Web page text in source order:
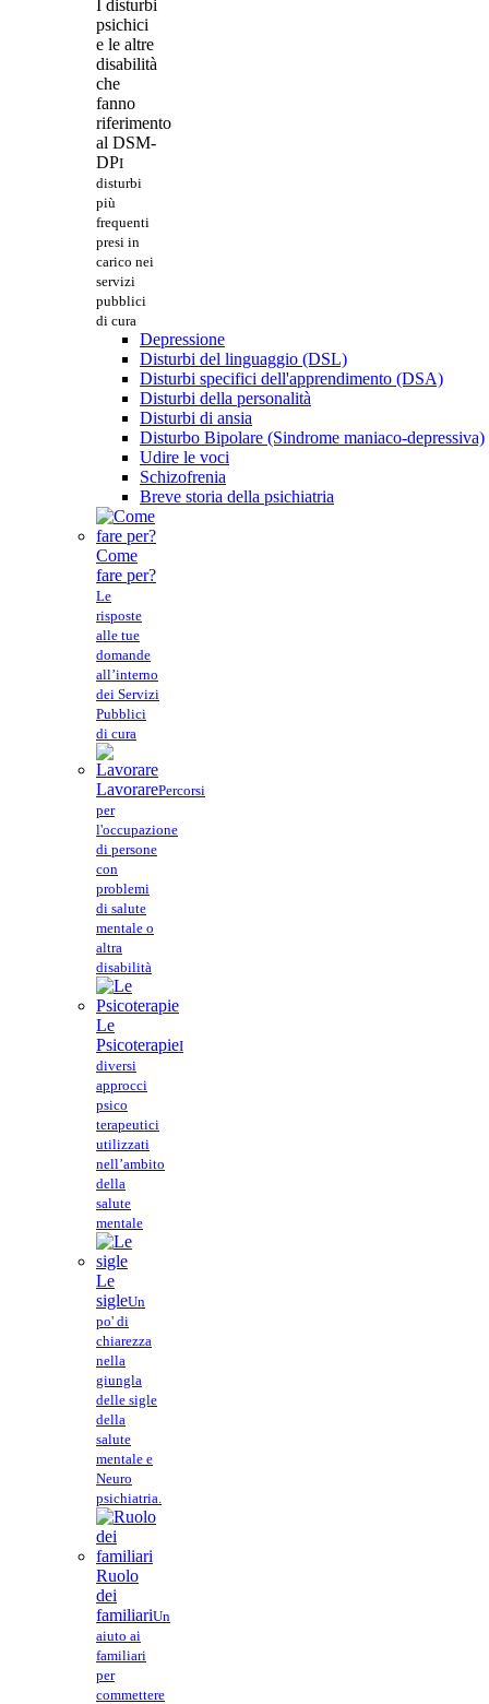
I disturbi
psichici
e le altre
disabilità
che
fanno
riferimento
al DSM-
DPI
disturbi
più
frequenti
presi in
carico nei
servizi
pubblici
di cura
Depressione
Disturbi del linguaggio (DSL)
Disturbi specifici dell'apprendimento (DSA)
Disturbi della personalità
Disturbi di ansia
Disturbo Bipolare (Sindrome maniaco-depressiva)
Udire le voci
Schizofrenia
Breve storia della psichiatria
Come
fare per?
Le
risposte
alle tue
domande
all’interno
dei Servizi
Pubblici
di cura
LavorarePercorsi
per
l'occupazione
di persone
con
problemi
di salute
mentale o
altra
disabilità
Le
PsicoterapieI
diversi
approcci
psico
terapeutici
utilizzati
nell’ambito
della
salute
mentale
Le
sigleUn
po' di
chiarezza
nella
giungla
delle sigle
della
salute
mentale e
Neuro
psichiatria.
Ruolo
dei
familiariUn
aiuto ai
familiari
per
commettere